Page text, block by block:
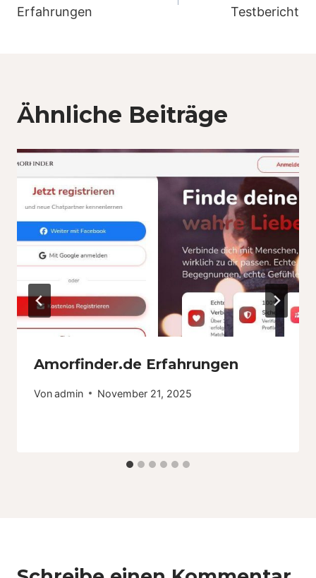
Erfahrungen
Testbericht
Ähnliche Beiträge
Amorfinder.de Erfahrungen
Vonadmin November 21, 2025